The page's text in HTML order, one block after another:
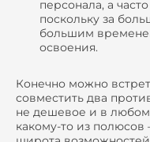
персонала, а
поскольку за
большим
освоения.
Конечно можно
совместить два
не дешевое и в любом
какому-то из полюсов